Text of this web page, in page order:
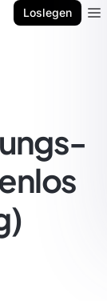
Loslegen